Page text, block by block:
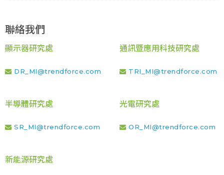
聯絡我們
顯示器研究處
DR_MI@trendforce.com
通訊暨應用科技研究處
TRI_MI@trendforce.com
半導體研究處
SR_MI@trendforce.com
光電研究處
OR_MI@trendforce.com
新能源研究處